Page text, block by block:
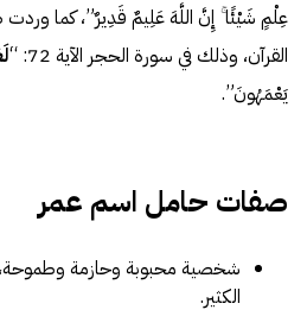
عِلْمٍ شَيْئًا ۚ إِنَّ اللَّهَ عَلِيمٌ قَدِيرٌ”، كما وردت
القرآن، وذلك في سورة الحجر الآية 72: “
يَعْمَهُونَ”.
صفات حامل اسم عمر
شخصية محبوبة وحازمة وطموحة،
الكثير.